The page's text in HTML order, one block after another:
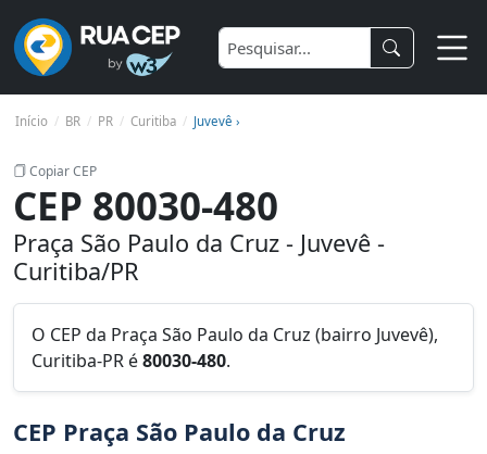
Início BR PR Curitiba Juvevê ›
Copiar CEP
CEP 80030-480
Praça São Paulo da Cruz - Juvevê -
Curitiba/PR
O CEP da Praça São Paulo da Cruz (bairro Juvevê),
Curitiba-PR é80030-480.
CEP Praça São Paulo da Cruz